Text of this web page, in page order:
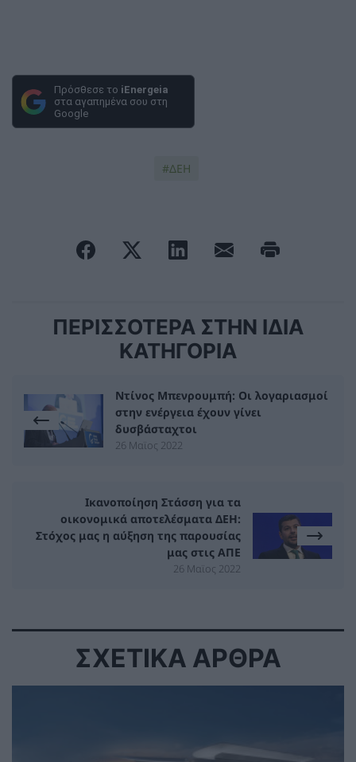
Πρόσθεσε το iEnergeia
στα αγαπημένα σου στη
Google
ΔΕΗ
ΠΕΡΙΣΣΟΤΕΡΑ ΣΤΗΝ ΙΔΙΑ
ΚΑΤΗΓΟΡΙΑ
Ντίνος Μπενρουμπή: Οι λογαριασμοί
στην ενέργεια έχουν γίνει
δυσβάσταχτοι
26 Μαϊος 2022
Ικανοποίηση Στάσση για τα
οικονομικά αποτελέσματα ΔΕΗ:
Στόχος μας η αύξηση της παρουσίας
μας στις ΑΠΕ
26 Μαϊος 2022
ΣΧΕΤΙΚΑ ΑΡΘΡΑ